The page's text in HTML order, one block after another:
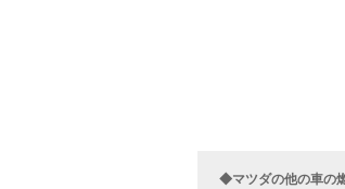
◆マツダの他の車の